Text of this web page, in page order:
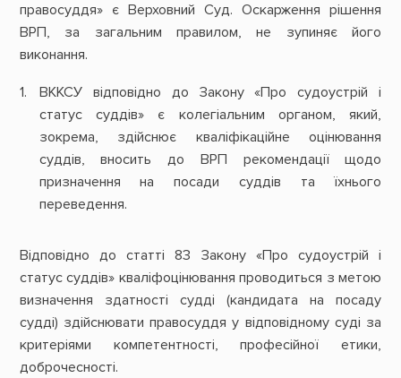
правосуддя» є Верховний Суд. Оскарження рішення
ВРП, за загальним правилом, не зупиняє його
виконання.
ВККСУ відповідно до Закону «Про судоустрій і
статус суддів» є колегіальним органом, який,
зокрема, здійснює кваліфікаційне оцінювання
суддів, вносить до ВРП рекомендації щодо
призначення на посади суддів та їхнього
переведення.
Відповідно до статті 83 Закону «Про судоустрій і
статус суддів» кваліфоцінювання проводиться з метою
визначення здатності судді (кандидата на посаду
судді) здійснювати правосуддя у відповідному суді за
критеріями компетентності, професійної етики,
доброчесності.